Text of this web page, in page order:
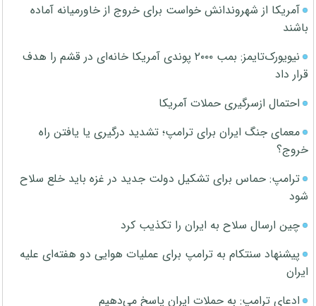
آمریکا از شهروندانش خواست برای خروج از خاورمیانه آماده
باشند
نیویورک‌تایمز: بمب ۲۰۰۰ پوندی آمریکا خانه‌ای در قشم را هدف
قرار داد
احتمال ازسرگیری حملات آمریکا
معمای جنگ ایران برای ترامپ؛ تشدید درگیری یا یافتن راه
خروج؟
ترامپ: حماس برای تشکیل دولت جدید در غزه باید خلع سلاح
شود
چین ارسال سلاح به ایران را تکذیب کرد
پیشنهاد سنتکام به ترامپ برای عملیات هوایی دو هفته‌ای علیه
ایران
ادعای ترامپ: به حملات ایران پاسخ می‌دهیم